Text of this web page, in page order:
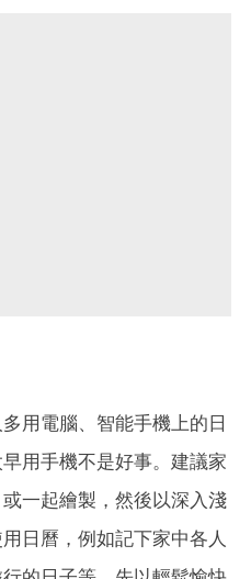
用電腦、智能手機上的日
用手機不是好事。建議家
一起繪製，然後以深入淺
日曆，例如記下家中各人